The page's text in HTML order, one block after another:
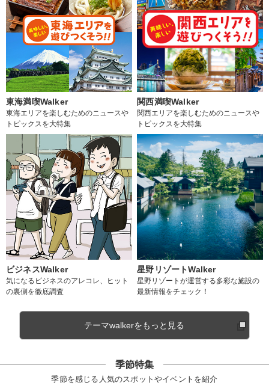
東海満喫Walker
東海エリアを楽しむためのニュースや
トピックスを大特集
関西満喫Walker
関西エリアを楽しむためのニュースや
トピックスを大特集
ビジネスWalker
気になるビジネスのアレコレ、ヒット
の裏側を徹底調査
星野リゾートWalker
星野リゾートが運営する多彩な施設の
最新情報をチェック！
テーマwalkerをもっと見る
季節特集
季節を感じる人気のスポットやイベントを紹介